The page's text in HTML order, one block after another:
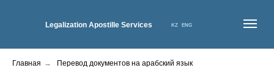
Legalization Apostille Services ENG
KZ
Главная → Перевод документов на арабский язык